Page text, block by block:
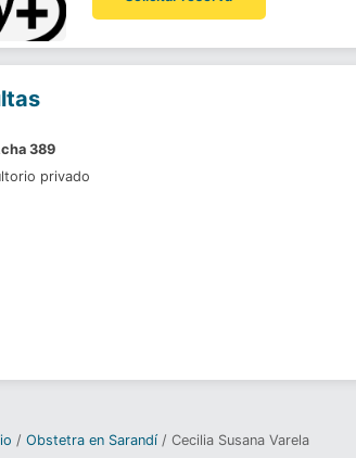
389
privado
Obstetra en Sarandí Cecilia Susana Varela